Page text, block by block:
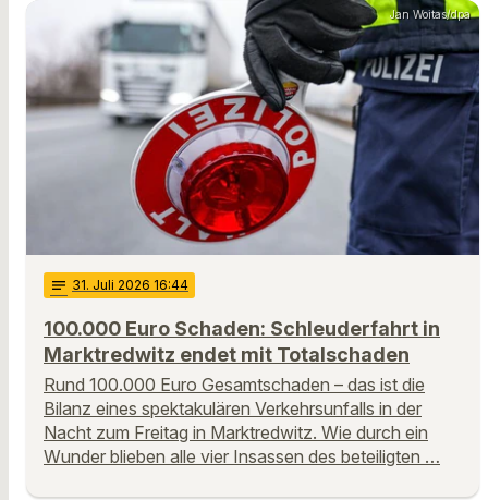
Jan Woitas/dpa
notes 31. Juli 2026 16:44
100.000 Euro Schaden: Schleuderfahrt in
Marktredwitz endet mit Totalschaden
Rund 100.000 Euro Gesamtschaden – das ist die
Bilanz eines spektakulären Verkehrsunfalls in der
Nacht zum Freitag in Marktredwitz. Wie durch ein
Wunder blieben alle vier Insassen des beteiligten …